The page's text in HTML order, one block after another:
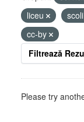
liceu
scoli
cc-by
Filtrează
Please try